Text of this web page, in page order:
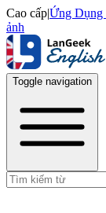
Cao cấp|Ứng
ảnh
Toggle navigation